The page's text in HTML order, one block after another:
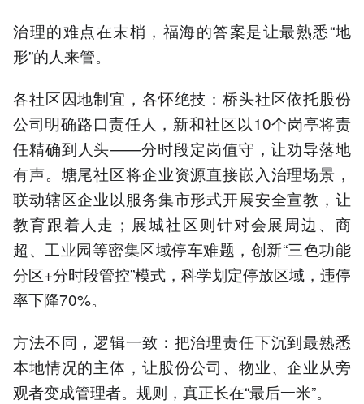
治理的难点在末梢，福海的答案是让最熟悉“地
形”的人来管。
各社区因地制宜，各怀绝技：桥头社区依托股份
公司明确路口责任人，新和社区以10个岗亭将责
任精确到人头——分时段定岗值守，让劝导落地
有声。塘尾社区将企业资源直接嵌入治理场景，
联动辖区企业以服务集市形式开展安全宣教，让
教育跟着人走；展城社区则针对会展周边、商
超、工业园等密集区域停车难题，创新“三色功能
分区+分时段管控”模式，科学划定停放区域，违停
率下降70%。
方法不同，逻辑一致：把治理责任下沉到最熟悉
本地情况的主体，让股份公司、物业、企业从旁
观者变成管理者。规则，真正长在“最后一米”。